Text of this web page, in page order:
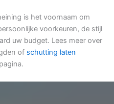
is het voornaam om
voorkeuren, de stijl
uw budget. Lees meer over
of schutting laten